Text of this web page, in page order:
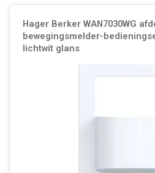
Hager Berker WAN7030WG
bewegingsmelder-
lichtwit glans